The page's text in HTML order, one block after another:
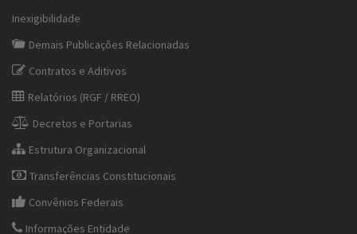
Inexigibilidade
Demais Publicações Relacionadas
Contratos e Aditivos
Relatórios (RGF / RREO)
Decretos e Portarias
Estrutura Organizacional
Transferências Constitucionais
Convênios Federais
Informações Entidade